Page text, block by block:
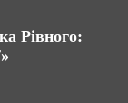
Рівного: